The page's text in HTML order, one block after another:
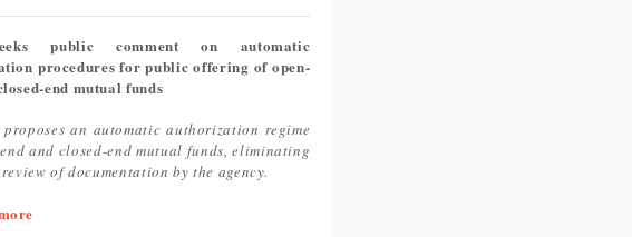
public comment on automatic
procedures for public offering of open-
end mutual funds
proposes an automatic authorization regime
and closed-end mutual funds, eliminating
of documentation by the agency.